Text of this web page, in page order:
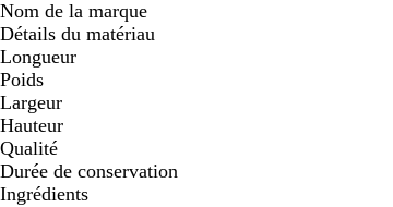
Nom de la marque
Détails du matériau
Longueur
Poids
Largeur
Hauteur
Qualité
Durée de conservation
Ingrédients